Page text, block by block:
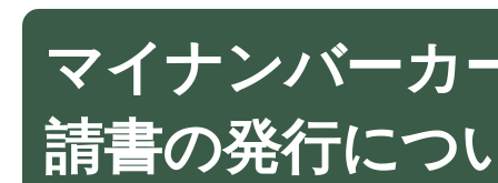
マイナンバーカ
請書の発行につ